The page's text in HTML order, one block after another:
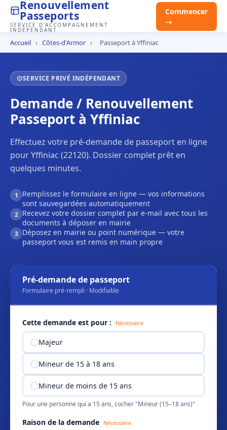
Renouvellement
Passeports
SERVICE D'ACCOMPAGNEMENT
INDÉPENDANT
Commencer
→
Accueil › Côtes-d'Armor › Passeport à Yffiniac
SERVICE PRIVÉ INDÉPENDANT
Demande / Renouvellement
Passeport à Yffiniac
Effectuez votre pré-demande de passeport en ligne
pour Yffiniac (22120). Dossier complet prêt en
quelques minutes.
1
Remplissez le formulaire en ligne — vos informations
sont sauvegardées automatiquement
2 Recevez votre dossier complet par e-mail avec tous les
documents à déposer en mairie
3 Déposez en mairie ou point numérique — votre
passeport vous est remis en main propre
Pré-demande de passeport
Formulaire pré-rempli · Modifiable
Cette demande est pour : Nécessaire
Majeur
Mineur de 15 à 18 ans
Mineur de moins de 15 ans
Pour une personne qui a 15 ans, cocher "Mineur (15–18 ans)"
Raison de la demande Nécessaire